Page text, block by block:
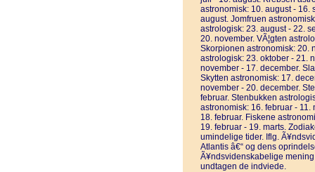
astronomisk: 10. august - 16.
august. Jomfruen
astrologisk: 23. august - 22.
20. november. VÃ¦gten
Skorpionen astronomisk: 20.
astrologisk: 23. oktober - 21.
november - 17. december.
Skytten astronomisk: 17.
november - 20. december.
februar. Stenbukken
astronomisk: 16. februar - 11.
18. februar. Fiskene
19. februar - 19. marts.
umindelige tider. Iflg.
Atlantis â€“ og dens
Ã¥ndsvidenskabelige
undtagen de indviede.